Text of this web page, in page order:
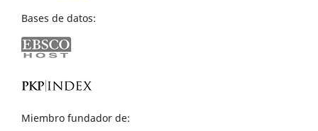
Bases de datos:
Miembro fundador de: